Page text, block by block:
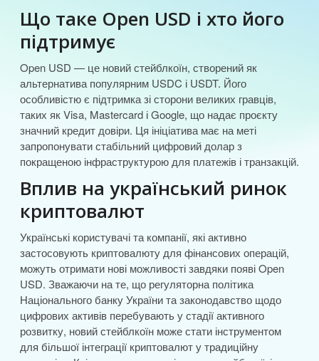
Що таке Open USD і хто його
підтримує
Open USD — це новий стейблкоїн, створений як
альтернатива популярним USDC і USDT. Його
особливістю є підтримка зі сторони великих гравців,
таких як Visa, Mastercard і Google, що надає проєкту
значний кредит довіри. Ця ініціатива має на меті
запропонувати стабільний цифровий долар з
покращеною інфраструктурою для платежів і транзакцій.
Вплив на український ринок
криптовалют
Українські користувачі та компанії, які активно
застосовують криптовалюту для фінансових операцій,
можуть отримати нові можливості завдяки появі Open
USD. Зважаючи на те, що регуляторна політика
Національного банку України та законодавство щодо
цифрових активів перебувають у стадії активного
розвитку, новий стейблкоїн може стати інструментом
для більшої інтеграції криптовалют у традиційну